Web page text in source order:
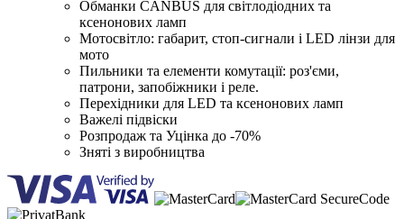
Обманки CANBUS для світлодіодних та
ксенонових ламп
Мотосвітло: габарит, стоп-сигнали і LED лінзи для
мото
Пильники та елементи комутації: роз'єми,
патрони, запобіжники і реле.
Перехідники для LED та ксенонових ламп
Важелі підвіски
Розпродаж та Уцінка до -70%
Зняті з виробництва